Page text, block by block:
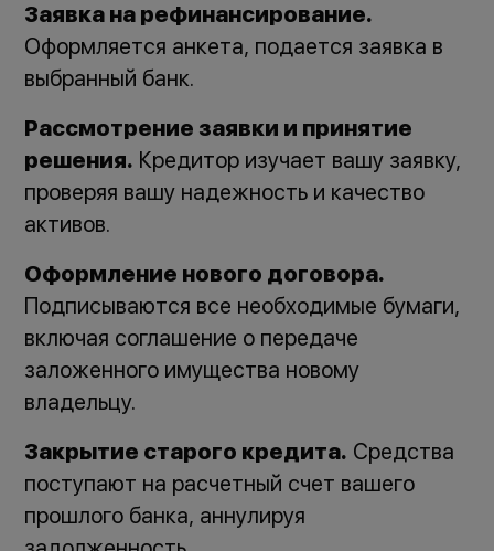
Заявка на рефинансирование.
Оформляется анкета, подается заявка в
выбранный банк.
Рассмотрение заявки и принятие
решения. Кредитор изучает вашу заявку,
проверяя вашу надежность и качество
активов.
Оформление нового договора.
Подписываются все необходимые бумаги,
включая соглашение о передаче
заложенного имущества новому
владельцу.
Закрытие старого кредита. Средства
поступают на расчетный счет вашего
прошлого банка, аннулируя